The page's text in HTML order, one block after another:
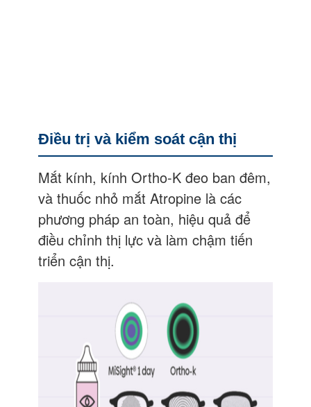
Điều trị và kiểm soát cận thị
Mắt kính, kính Ortho-K đeo ban đêm,
và thuốc nhỏ mắt Atropine là các
phương pháp an toàn, hiệu quả để
điều chỉnh thị lực và làm chậm tiến
triển cận thị.